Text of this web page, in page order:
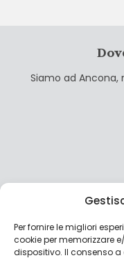
Per fornire le migliori
cookie per memorizzare
dispositivo. Il consenso
Siamo ad